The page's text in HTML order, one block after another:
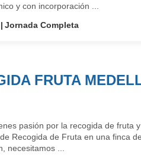
y con incorporación ...
Jornada Completa
FRUTA
pasión por la recogida de fruta
Recogida de Fruta en una finca
necesitamos ...